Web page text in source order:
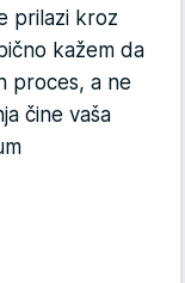
prilazi kroz
kažem da
proces, a ne
čine vaša